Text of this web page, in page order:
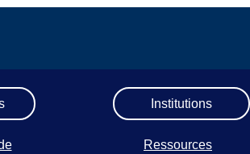
Institutions
Ressources